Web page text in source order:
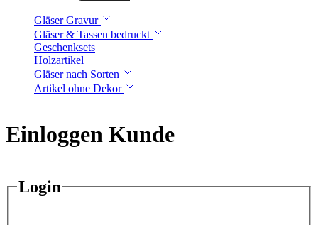
Gläser Gravur
Gläser & Tassen bedruckt
Geschenksets
Holzartikel
Gläser nach Sorten
Artikel ohne Dekor
Einloggen Kunde
Login